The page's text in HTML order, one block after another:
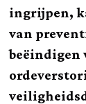
ingrijpen,
van
beëindigen